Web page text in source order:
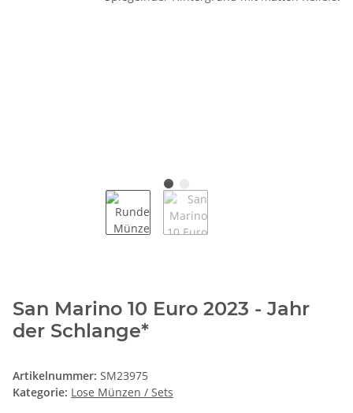
San Marino 10 Euro 2023 - Jahr
der Schlange*
Artikelnummer: SM23975
Kategorie: Lose Münzen / Sets